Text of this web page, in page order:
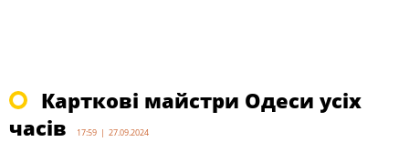
Карткові майстри Одеси усіх
часів
17:59 | 27.09.2024